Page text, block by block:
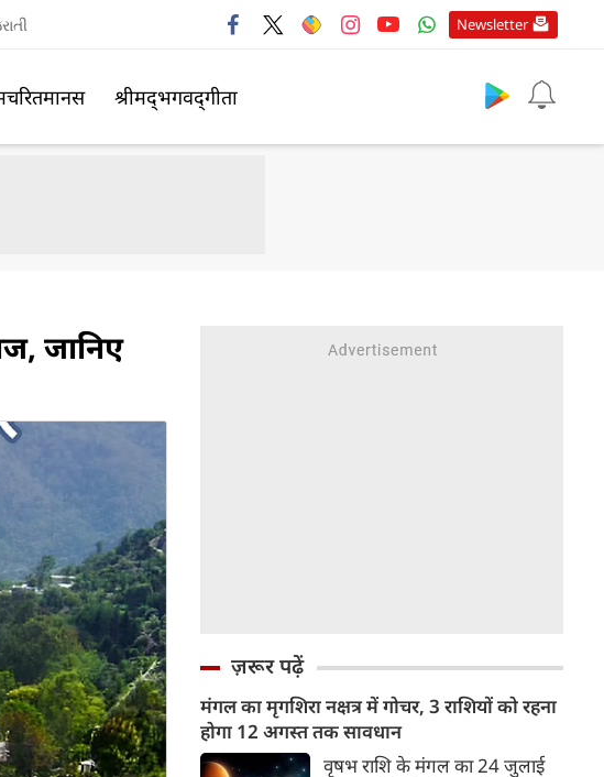
Newsletter
श्रीमद्‍भगवद्‍गीता
जानिए
ज़रूर पढ़ें
मंगल का मृगशिरा नक्षत्र में गोचर, 3 राशियों को रहना
होगा 12 अगस्त तक सावधान
वृषभ राशि के मंगल का 24 जुलाई